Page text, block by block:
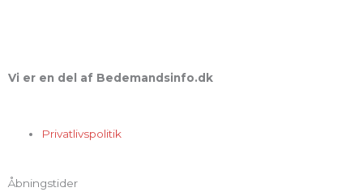
Vi er en del af Bedemandsinfo.dk
Privatlivspolitik
Åbningstider